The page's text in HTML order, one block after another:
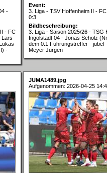
-
- FC
Lars
-
Event:
3. Liga - TSV Hoffenheim II -
0:3
Bildbeschreibung:
3. Liga - Saison 2025/26 - TSG
Ingolstadt 04 - Jonas Scholz
dem 0:1 Führungstreffer - jubel
Meyer Jürgen
JUMA1489.jpg
Aufgenommen: 2026-04-25